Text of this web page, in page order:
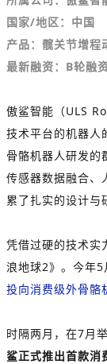
国家/地区：中国
产品：髋关节增程
最新融资：B轮融
傲鲨智能（ULS
技术平台的机器人
骨骼机器人研发的
传感器数据融合、
累了扎实的设计与
凭借过硬的技术实
浪地球2》。今年5
投向消费级外骨骼
时隔两月，在7月
鲨正式推出首款